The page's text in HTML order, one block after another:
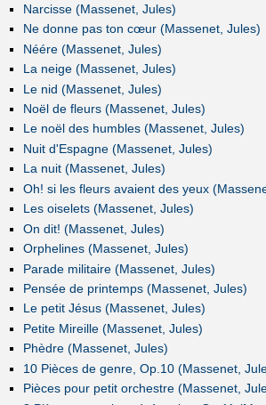
Narcisse (Massenet, Jules)
Ne donne pas ton cœur (Massenet, Jules)
Néére (Massenet, Jules)
La neige (Massenet, Jules)
Le nid (Massenet, Jules)
Noël de fleurs (Massenet, Jules)
Le noël des humbles (Massenet, Jules)
Nuit d'Espagne (Massenet, Jules)
La nuit (Massenet, Jules)
Oh! si les fleurs avaient des yeux
Les oiselets (Massenet, Jules)
On dit! (Massenet, Jules)
Orphelines (Massenet, Jules)
Parade militaire (Massenet, Jules)
Pensée de printemps (Massenet, Jules)
Le petit Jésus (Massenet, Jules)
Petite Mireille (Massenet, Jules)
Phèdre (Massenet, Jules)
10 Pièces de genre, Op.10 (Massenet,
Pièces pour petit orchestre (Massenet,